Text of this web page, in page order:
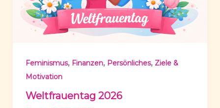
Feminismus, Finanzen, Persönliches, Ziele &
Motivation
Weltfrauentag 2026